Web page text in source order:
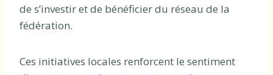
de s’investir et de bénéficier du réseau de la
fédération.
Ces initiatives locales renforcent le sentiment